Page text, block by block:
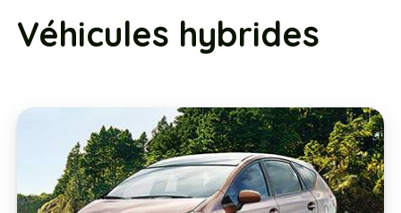
Véhicules hybrides